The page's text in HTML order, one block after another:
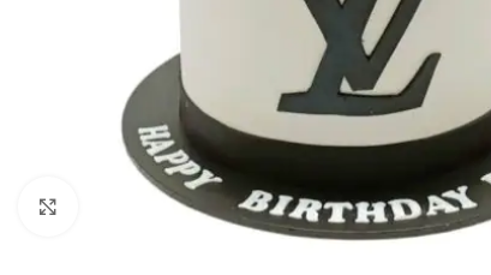
Kliknij aby powiększyć